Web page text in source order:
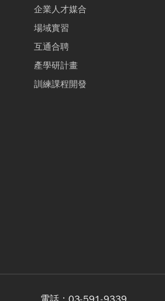
企業人才媒合
場域實習
互通合聘
產學研計畫
訓練課程開發